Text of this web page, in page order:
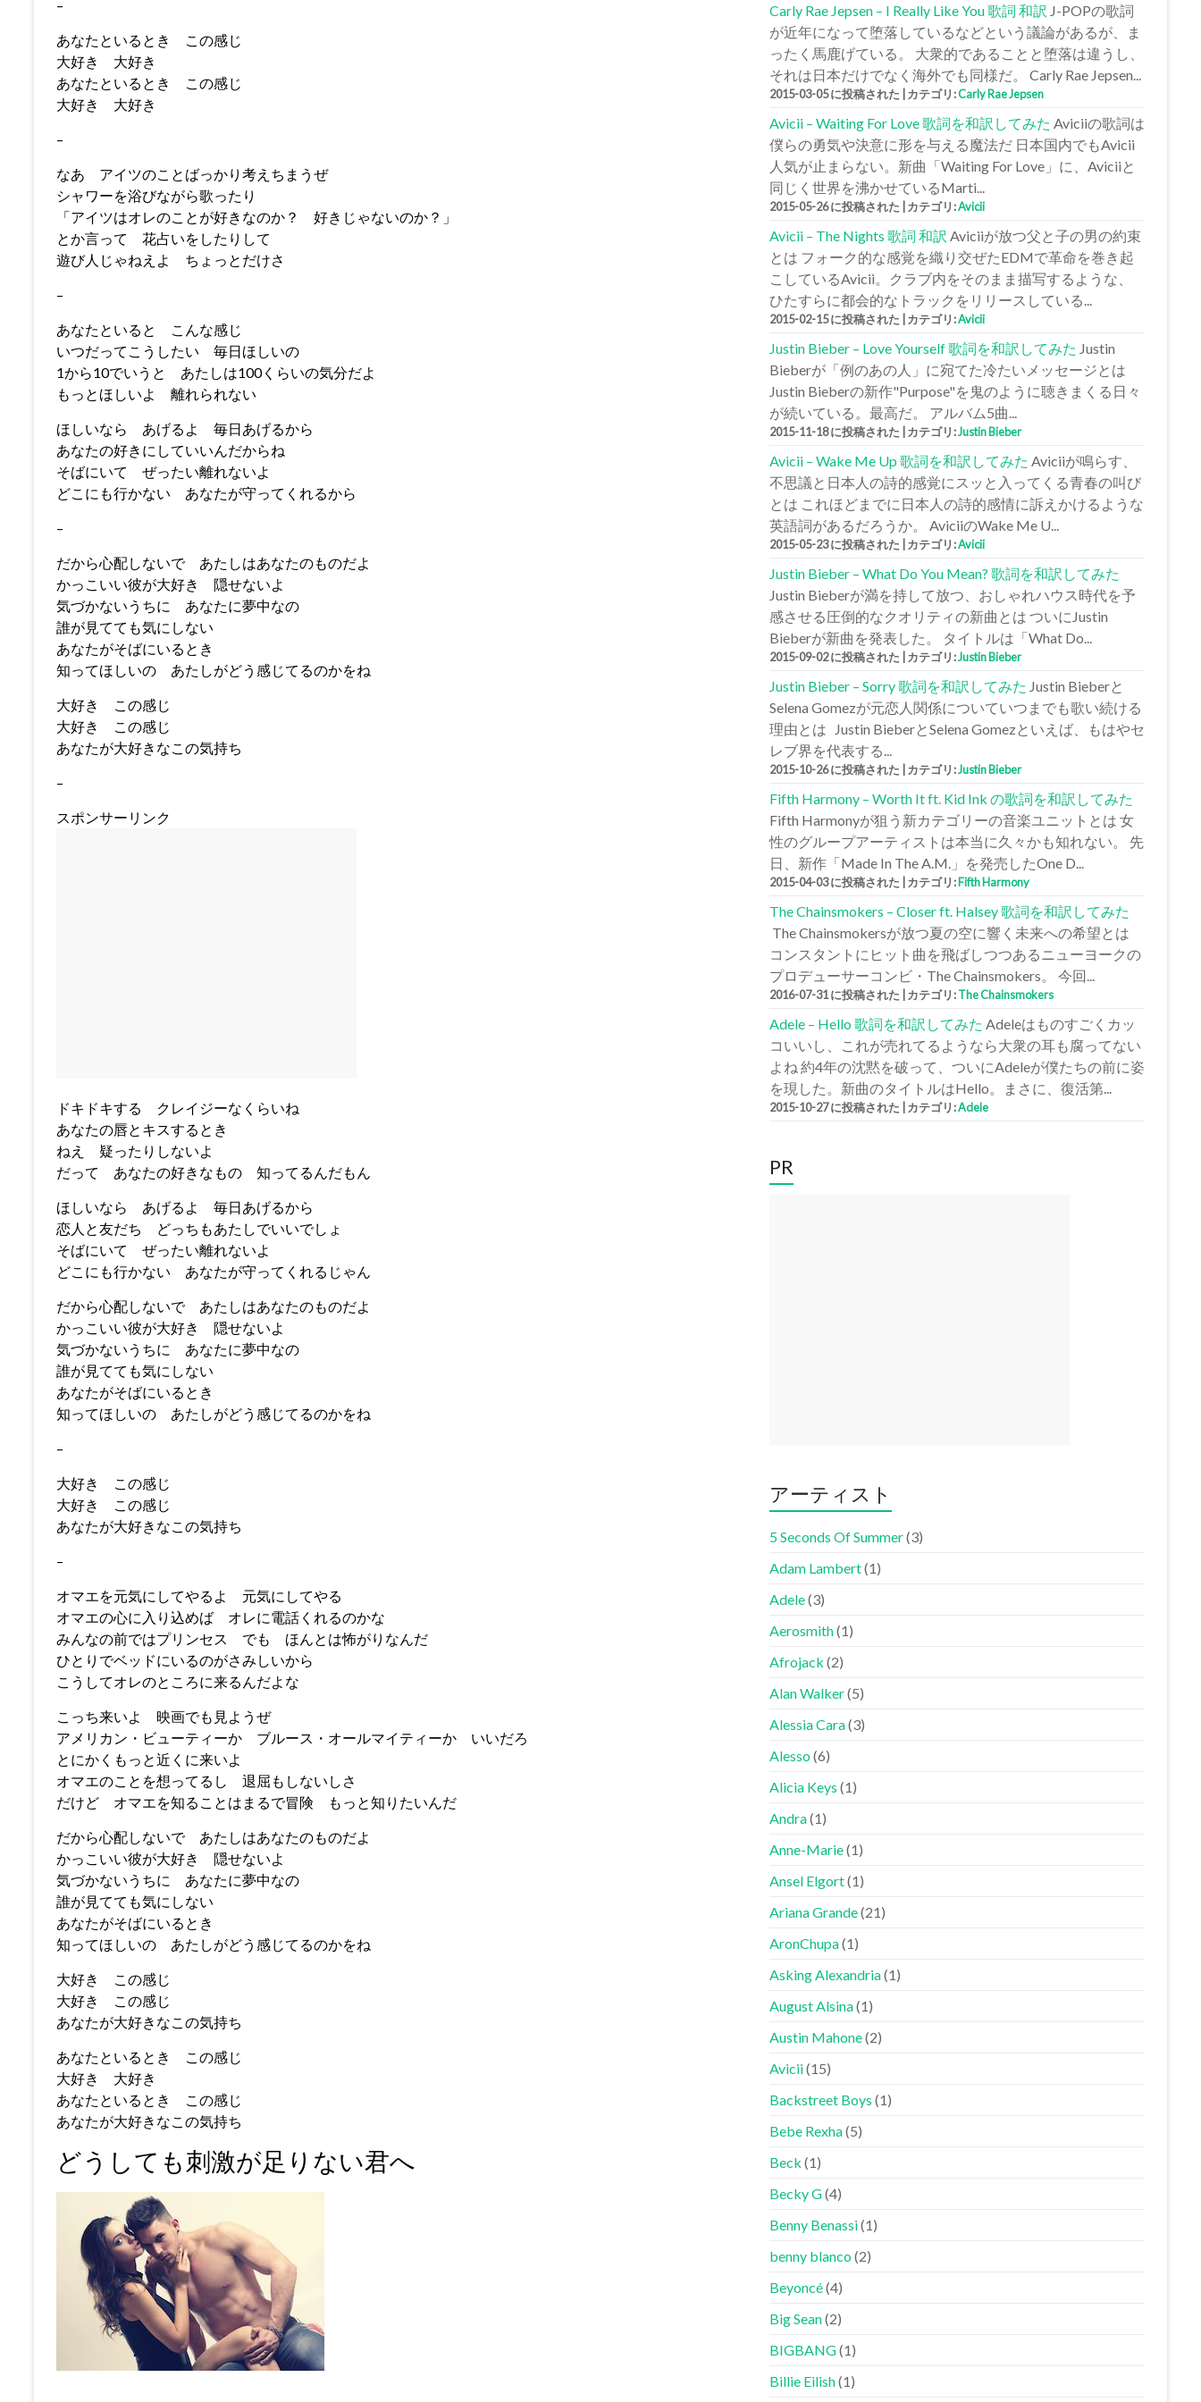
–
あなたといるとき この感じ
大好き 大好き
あなたといるとき この感じ
大好き 大好き
–
なあ アイツのことばっかり考えちまうぜ
シャワーを浴びながら歌ったり
「アイツはオレのことが好きなのか？ 好きじゃないのか？」
とか言って 花占いをしたりして
遊び人じゃねえよ ちょっとだけさ
–
あなたといると こんな感じ
いつだってこうしたい 毎日ほしいの
1から10でいうと あたしは100くらいの気分だよ
もっとほしいよ 離れられない
ほしいなら あげるよ 毎日あげるから
あなたの好きにしていいんだからね
そばにいて ぜったい離れないよ
どこにも行かない あなたが守ってくれるから
–
だから心配しないで あたしはあなたのものだよ
かっこいい彼が大好き 隠せないよ
気づかないうちに あなたに夢中なの
誰が見てても気にしない
あなたがそばにいるとき
知ってほしいの あたしがどう感じてるのかをね
大好き この感じ
大好き この感じ
あなたが大好きなこの気持ち
–
スポンサーリンク
ドキドキする クレイジーなくらいね
あなたの唇とキスするとき
ねえ 疑ったりしないよ
だって あなたの好きなもの 知ってるんだもん
ほしいなら あげるよ 毎日あげるから
恋人と友だち どっちもあたしでいいでしょ
そばにいて ぜったい離れないよ
どこにも行かない あなたが守ってくれるじゃん
だから心配しないで あたしはあなたのものだよ
かっこいい彼が大好き 隠せないよ
気づかないうちに あなたに夢中なの
誰が見てても気にしない
あなたがそばにいるとき
知ってほしいの あたしがどう感じてるのかをね
–
大好き この感じ
大好き この感じ
あなたが大好きなこの気持ち
–
オマエを元気にしてやるよ 元気にしてやる
オマエの心に入り込めば オレに電話くれるのかな
みんなの前ではプリンセス でも ほんとは怖がりなんだ
ひとりでベッドにいるのがさみしいから
こうしてオレのところに来るんだよな
こっち来いよ 映画でも見ようぜ
アメリカン・ビューティーか ブルース・オールマイティーか いいだろ
とにかくもっと近くに来いよ
オマエのことを想ってるし 退屈もしないしさ
だけど オマエを知ることはまるで冒険 もっと知りたいんだ
だから心配しないで あたしはあなたのものだよ
かっこいい彼が大好き 隠せないよ
気づかないうちに あなたに夢中なの
誰が見てても気にしない
あなたがそばにいるとき
知ってほしいの あたしがどう感じてるのかをね
大好き この感じ
大好き この感じ
あなたが大好きなこの気持ち
あなたといるとき この感じ
大好き 大好き
あなたといるとき この感じ
あなたが大好きなこの気持ち
どうしても刺激が足りない君へ
Carly Rae Jepsen – I Really Like You 歌詞 和訳 J-POPの歌詞
が近年になって堕落しているなどという議論があるが、ま
ったく馬鹿げている。 大衆的であることと堕落は違うし、
それは日本だけでなく海外でも同様だ。 Carly Rae Jepsen...
2015-03-05 に投稿された カテゴリ:Carly Rae Jepsen
Avicii – Waiting For Love 歌詞を和訳してみた Aviciiの歌詞は
僕らの勇気や決意に形を与える魔法だ 日本国内でもAvicii
人気が止まらない。新曲「Waiting For Love」に、Aviciiと
同じく世界を沸かせているMarti...
2015-05-26 に投稿された カテゴリ:Avicii
Avicii – The Nights 歌詞 和訳 Aviciiが放つ父と子の男の約束
とは フォーク的な感覚を織り交ぜたEDMで革命を巻き起
こしているAvicii。クラブ内をそのまま描写するような、
ひたすらに都会的なトラックをリリースしている...
2015-02-15 に投稿された カテゴリ:Avicii
Justin Bieber – Love Yourself 歌詞を和訳してみた Justin
Bieberが「例のあの人」に宛てた冷たいメッセージとは
Justin Bieberの新作"Purpose"を鬼のように聴きまくる日々
が続いている。最高だ。 アルバム5曲...
2015-11-18 に投稿された カテゴリ:Justin Bieber
Avicii – Wake Me Up 歌詞を和訳してみた Aviciiが鳴らす、
不思議と日本人の詩的感覚にスッと入ってくる青春の叫び
とは これほどまでに日本人の詩的感情に訴えかけるような
英語詞があるだろうか。 AviciiのWake Me U...
2015-05-23 に投稿された カテゴリ:Avicii
Justin Bieber – What Do You Mean? 歌詞を和訳してみた
Justin Bieberが満を持して放つ、おしゃれハウス時代を予
感させる圧倒的なクオリティの新曲とは ついにJustin
Bieberが新曲を発表した。 タイトルは「What Do...
2015-09-02 に投稿された カテゴリ:Justin Bieber
Justin Bieber – Sorry 歌詞を和訳してみた Justin Bieberと
Selena Gomezが元恋人関係についていつまでも歌い続ける
理由とは Justin BieberとSelena Gomezといえば、もはやセ
レブ界を代表する...
2015-10-26 に投稿された カテゴリ:Justin Bieber
Fifth Harmony – Worth It ft. Kid Ink の歌詞を和訳してみた
Fifth Harmonyが狙う新カテゴリーの音楽ユニットとは 女
性のグループアーティストは本当に久々かも知れない。 先
日、新作「Made In The A.M.」を発売したOne D...
2015-04-03 に投稿された カテゴリ:Fifth Harmony
The Chainsmokers – Closer ft. Halsey 歌詞を和訳してみた
The Chainsmokersが放つ夏の空に響く未来への希望とは
コンスタントにヒット曲を飛ばしつつあるニューヨークの
プロデューサーコンビ・The Chainsmokers。 今回...
2016-07-31 に投稿された カテゴリ:The Chainsmokers
Adele – Hello 歌詞を和訳してみた Adeleはものすごくカッ
コいいし、これが売れてるようなら大衆の耳も腐ってない
よね 約4年の沈黙を破って、ついにAdeleが僕たちの前に姿
を現した。新曲のタイトルはHello。まさに、復活第...
2015-10-27 に投稿された カテゴリ:Adele
PR
アーティスト
5 Seconds Of Summer(3)
Adam Lambert(1)
Adele(3)
Aerosmith(1)
Afrojack (2)
Alan Walker(5)
Alessia Cara(3)
Alesso(6)
Alicia Keys (1)
Andra(1)
Anne-Marie(1)
Ansel Elgort(1)
Ariana Grande(21)
AronChupa(1)
Asking Alexandria(1)
August Alsina(1)
Austin Mahone(2)
Avicii(15)
Backstreet Boys (1)
Bebe Rexha(5)
Beck (1)
Becky G(4)
Benny Benassi(1)
benny blanco(2)
Beyoncé(4)
Big Sean(2)
BIGBANG(1)
Billie Eilish(1)